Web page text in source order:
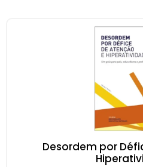
Desordem por